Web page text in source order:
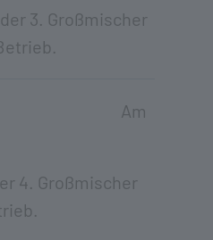
3. Großmischer
Am
4. Großmischer